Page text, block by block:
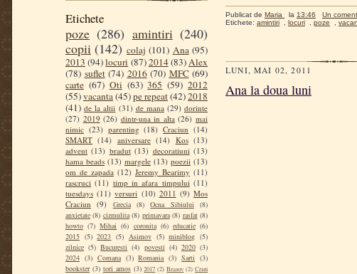
Etichete
poze (286) amintiri (240)
copii (142) colaj (101) Ana (95)
2013 (94)locuri (87)2014(83) Alex
(78) suflet (74) 2016 (70) MFC (69)
carte (67) Oti (63) 365 (59) 2012
(55)vacanta (45)pe repeat(42)2018
(41) de la altii (31) de mana (29) dorinte
(27) 2019 (26) dintr-una in alta (26) mai
nimic (23) parenting (18) Craciun (14)
SMART (14) aniversare (14) Kos (13)
advent (13) bradut (13) decoratiuni (13)
hama beads (13) margele (13) poezii (13)
om de zapada (12) Jeremy Bearimy (11)
rascruci (11) timp in afara timpului (11)
tuesdays (11) versuri (10) 2011 (9) Mos
Craciun
(9) Grecia (8) Ocna Sibiului
(8)
anxietate (8) cizmulita (8) primavara (8) rasfat (8)
howto (7) Mihai (6) coronita (6) educatie (6)
2015 (5) 2023 (5) Asimov (5) miniblog (5)
zilnice (5) Bucuresti (4) povesti (4) 2020 (3)
2024 (3) Comana (3) Romania (3) Sarti (3)
bookster (3) tori amos (3) 2017 (2) Brasov (2) Cristi
Publicat de Maria la 13:46
Un
Etichete: amintiri locuri poze
LUNI, MAI 02, 2011
Ana la doua luni